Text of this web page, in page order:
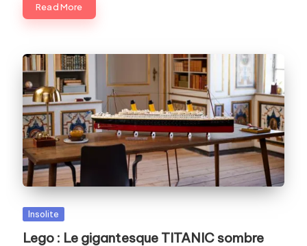
Read More
Posted
Insolite
Lego : Le gigantesque TITANIC sombre